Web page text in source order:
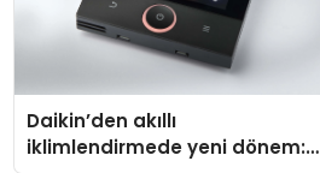
Daikin’den akıllı
iklimlendirmede yeni dönem: